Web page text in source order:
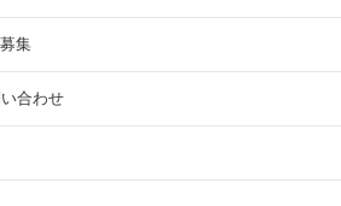
集
合わせ